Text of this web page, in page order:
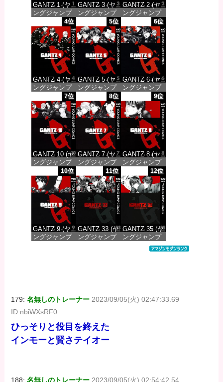
GANTZ 1 (ヤ
ングジャンプ
コミックス
DIGITAL)
価格：¥100
GANTZ 3 (ヤ
ングジャンプ
コミックス
DIGITAL)
価格：¥100
GANTZ 2 (ヤ
ングジャンプ
コミックス
DIGITAL)
価格：¥100
4位
GANTZ 4 (ヤ
ングジャンプ
コミックス
DIGITAL)
価格：¥100
5位
GANTZ 5 (ヤ
ングジャンプ
コミックス
DIGITAL)
価格：¥100
6位
GANTZ 6 (ヤ
ングジャンプ
コミックス
DIGITAL)
価格：¥100
7位
GANTZ 10 (ヤ
ングジャンプ
コミックス
DIGITAL)
価格：¥100
8位
GANTZ 7 (ヤ
ングジャンプ
コミックス
DIGITAL)
価格：¥100
9位
GANTZ 8 (ヤ
ングジャンプ
コミックス
DIGITAL)
価格：¥100
10位
GANTZ 9 (ヤ
ングジャンプ
11位
GANTZ 33 (ヤ
ングジャンプ
12位
GANTZ 35 (ヤ
ングジャンプ
コミックス
179:名無しのトレーナー 2023/09/05(火) 02:47:33.69
ID:nbiWXsRF0
ひっそりと役目を終えた
インモーと賢さテイオー
188:名無しのトレーナー 2023/09/05(火) 02:54:42.54